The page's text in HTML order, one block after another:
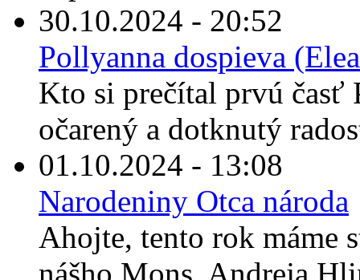
30.10.2024 - 20:52
Pollyanna dospieva
Kto si prečítal prvú časť
očarený a dotknutý
01.10.2024 - 13:08
Narodeniny Otca národa
Ahojte, tento rok máme